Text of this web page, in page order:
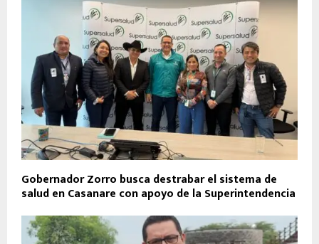
Gobernador Zorro busca destrabar el sistema de
salud en Casanare con apoyo de la Superintendencia